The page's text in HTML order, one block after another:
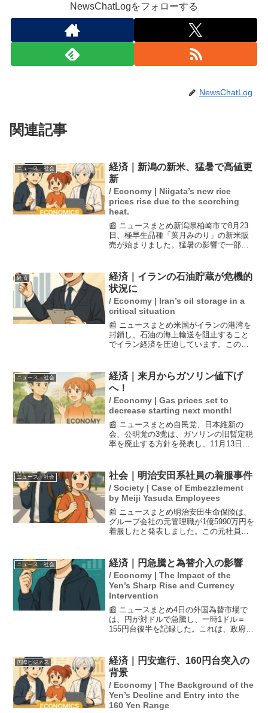
NewsChatLogをフォローする
NewsChatLog
関連記事
ニュース・社会
経済｜新潟の新米、猛暑で高値更
新
/ Economy | Niigata’s new rice
prices rise due to the scorching
heat.
📰 ニュースまとめ新潟県柏崎市で8月23
日、極早生品種「葉月みのり」の新米販
売が始まりました。猛暑の影響で一部は2
い物客が並び、人気の高さを示しまし
た。米の価格高騰に対...
経済
経済｜イランの石油貯蔵が危機的
状況に
/ Economy | Iran’s oil storage in a
critical situation
📰 ニュースまとめ米国がイランの港湾を
封鎖し、石油の海上輸送を阻止すること
でイラン経済を圧迫しています。この影
産を余儀なくされると、貯蔵施設の劣化
が懸念され、イランは封...
ニュース・社会
経済｜来月からガソリン値下げ
へ！
/ Economy | Gas prices set to
decrease starting next month!
📰 ニュースまとめ自民党、日本維新の
会、公明党の3党は、ガソリンの旧暫定税
率を廃止する方針を発表し、11月13日か
ソリン価格が1リットルあたり約15円安く
なる見込み...
ニュース・社会 社会｜明治安田系社員の着服事件
/ Society | Case of Embezzlement
by Meiji Yasuda Employees
📰 ニュースまとめ明治安田生命保険は、
グループ会社の元管理職が1億5990万円を
着服したと発表しました。この元社員
以上を不正に請求していました。会社は
この社員を懲...
ニュース・社会 経済｜円急騰と為替介入の影響
/ Economy | The Impact of the
Yen’s Sharp Rise and Currency
Intervention
📰 ニュースまとめ4日の外国為替市場で
は、円が対ドルで急騰し、一時1ドル＝
155円台後半を記録した。これは、政府と
さつき財務相は、訪問先のウズベキスタ
ンでその件について...
国際ビジネス
経済｜円安進行、160円台突入の
背景
/ Economy | The Background of the
Yen’s Decline and Entry into the
160 Yen Range